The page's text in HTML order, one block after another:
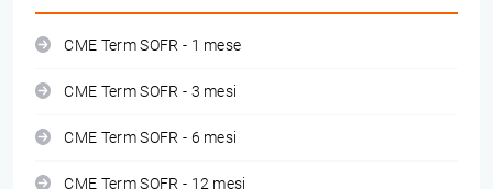
CME Term SOFR - 1 mese
CME Term SOFR - 3 mesi
CME Term SOFR - 6 mesi
CME Term SOFR - 12 mesi